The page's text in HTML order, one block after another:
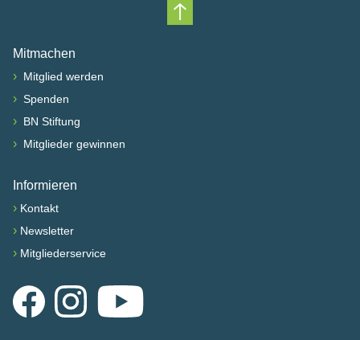
Nach oben scrollen
Mitmachen
› Mitglied werden
› Spenden
› BN Stiftung
› Mitglieder gewinnen
Informieren
› Kontakt
› Newsletter
› Mitgliederservice
FacebookInstagramYouTube